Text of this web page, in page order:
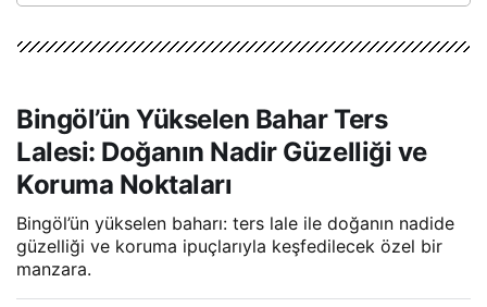
Bingöl’ün Yükselen Bahar Ters
Lalesi: Doğanın Nadir Güzelliği ve
Koruma Noktaları
Bingöl’ün yükselen baharı: ters lale ile doğanın nadide
güzelliği ve koruma ipuçlarıyla keşfedilecek özel bir
manzara.